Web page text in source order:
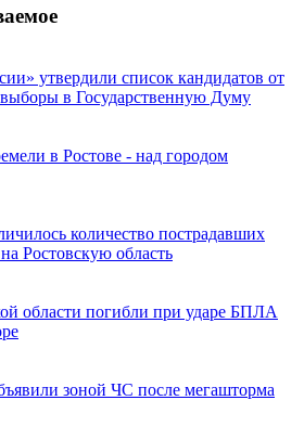
утвердили список кандидатов от
выборы в Государственную Думу
в Ростове - над городом
количество пострадавших
Ростовскую область
области погибли при ударе БПЛА
зоной ЧС после мегашторма